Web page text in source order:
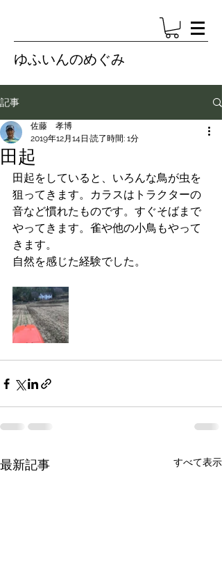
ゆふいんのめぐみ
記事
田起
佐藤 孝博
2019年12月14日 読了時間: 1分
田起をしていると、いろんな鳥が虫を
狙ってきます。カラスはトラクターの
音など慣れたものです。すぐそばまで
やってきます。雀や他の小鳥もやって
きます。
自然を感じた経験でした。
最新記事 すべて表示